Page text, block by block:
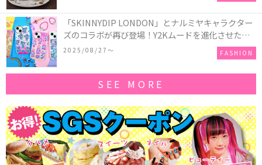
「SKINNYDIP LONDON」とナルミヤキャラクター
ズのコラボが再び登場！Y2Kムードを進化させた新
作コレクションを発売♪
2025/08/27〜 FASHION
SEE MORE